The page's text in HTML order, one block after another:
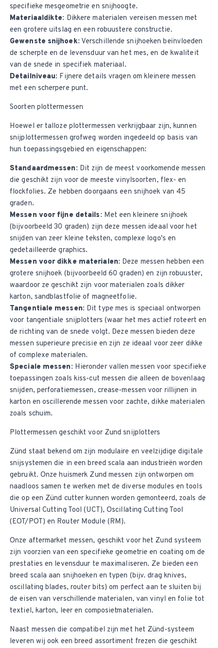
specifieke mesgeometrie en snijhoogte.
Materiaaldikte: Dikkere materialen vereisen messen met
een grotere uitslag en een robuustere constructie.
Gewenste snijhoek: Verschillende snijhoeken beïnvloeden
de scherpte en de levensduur van het mes, en de kwaliteit
van de snede in specifiek materiaal.
Detailniveau: Fijnere details vragen om kleinere messen
met een scherpere punt.
Soorten plottermessen
Hoewel er talloze plottermessen verkrijgbaar zijn, kunnen
snijplottermessen grofweg worden ingedeeld op basis van
hun toepassingsgebied en eigenschappen:
Standaardmessen: Dit zijn de meest voorkomende messen
die geschikt zijn voor de meeste vinylsoorten, flex- en
flockfolies. Ze hebben doorgaans een snijhoek van 45
graden.
Messen voor fijne details: Met een kleinere snijhoek
(bijvoorbeeld 30 graden) zijn deze messen ideaal voor het
snijden van zeer kleine teksten, complexe logo's en
gedetailleerde graphics.
Messen voor dikke materialen: Deze messen hebben een
grotere snijhoek (bijvoorbeeld 60 graden) en zijn robuuster,
waardoor ze geschikt zijn voor materialen zoals dikker
karton, sandblastfolie of magneetfolie.
Tangentiale messen: Dit type mes is speciaal ontworpen
voor tangentiale snijplotters (waar het mes actief roteert en
de richting van de snede volgt. Deze messen bieden deze
messen superieure precisie en zijn ze ideaal voor zeer dikke
of complexe materialen.
Speciale messen: Hieronder vallen messen voor specifieke
toepassingen zoals kiss-cut messen die alleen de bovenlaag
snijden, perforatiemessen, crease-messen voor rillijnen in
karton en oscillerende messen voor zachte, dikke materialen
zoals schuim.
Plottermessen geschikt voor Zund snijplotters
Zünd staat bekend om zijn modulaire en veelzijdige digitale
snijsystemen die in een breed scala aan industrieën worden
gebruikt. Onze huismerk Zund messen zijn ontworpen om
naadloos samen te werken met de diverse modules en tools
die op een Zünd cutter kunnen worden gemonteerd, zoals de
Universal Cutting Tool (UCT), Oscillating Cutting Tool
(EOT/POT) en Router Module (RM).
Onze aftermarket messen, geschikt voor het Zund systeem
zijn voorzien van een specifieke geometrie en coating om de
prestaties en levensduur te maximaliseren. Ze bieden een
breed scala aan snijhoeken en typen (bijv. drag knives,
oscillating blades, router bits) om perfect aan te sluiten bij
de eisen van verschillende materialen, van vinyl en folie tot
textiel, karton, leer en composietmaterialen.
Naast messen die compatibel zijn met het Zünd-systeem
leveren wij ook een breed assortiment frezen die geschikt